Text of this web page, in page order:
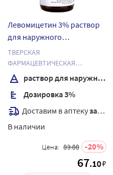
Левомицетин 3% раствор
для наружного
применения спиртовой 25
мл
ТВЕРСКАЯ
ФАРМАЦЕВТИЧЕСКАЯ
ФАБРИКА ОАО
раствор для наружного применения спиртовой
Дозировка 3%
Доставим в аптекузавтра
В наличии
Цена: 83.88 20
67.10₽